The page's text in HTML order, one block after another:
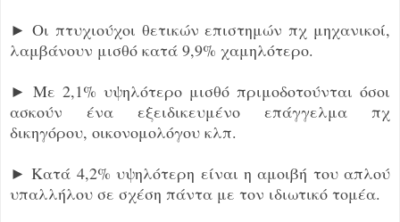
► Οι πτυχιούχοι θετικών επιστημών πχ μηχανικοί,
λαμβάνουν μισθό κατά 9,9% χαμηλότερο.
► Με 2,1% υψηλότερο μισθό πριμοδοτούνται όσοι
ασκούν ένα εξειδικευμένο επάγγελμα πχ
δικηγόρου, οικονομολόγου κλπ.
► Κατά 4,2% υψηλότερη είναι η αμοιβή του απλού
υπαλλήλου σε σχέση πάντα με τον ιδιωτικό τομέα.